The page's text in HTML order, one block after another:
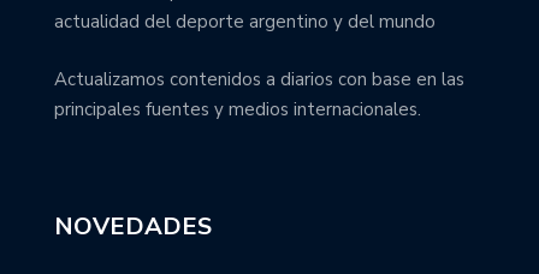
actualidad del deporte argentino y del mundo
Actualizamos contenidos a diarios con base en las
principales fuentes y medios internacionales.
NOVEDADES